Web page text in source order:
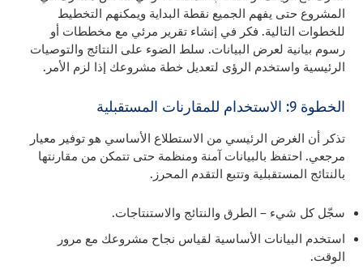
المشروع حتى يفهم الجميع نقطة البداية ويمكنهم التخطيط
للخطوات التالية. فكر في إنشاء تقرير مرئي مع مخططات أو
رسوم بيانية لعرض البيانات. سلط الضوء على النتائج والتوصيات
الرئيسية واستخدم الرؤى لتعديل خطة مشروعك إذا لزم الأمر.
الخطوة 9: الاستخدام للمقارنات المستقبلية
تذكر أن الغرض الرئيسي من الاستطلاع الأساسي هو توفير معيار
مرجعي. احتفظ بالبيانات آمنة ومنظمة حتى تتمكن من مقارنتها
بالنتائج المستقبلية وتتبع التقدم المحرز.
سجّل كل شيء – الطرق والنتائج والاستنتاجات.
استخدم البيانات الأساسية لقياس نجاح مشروعك مع مرور
الوقت.